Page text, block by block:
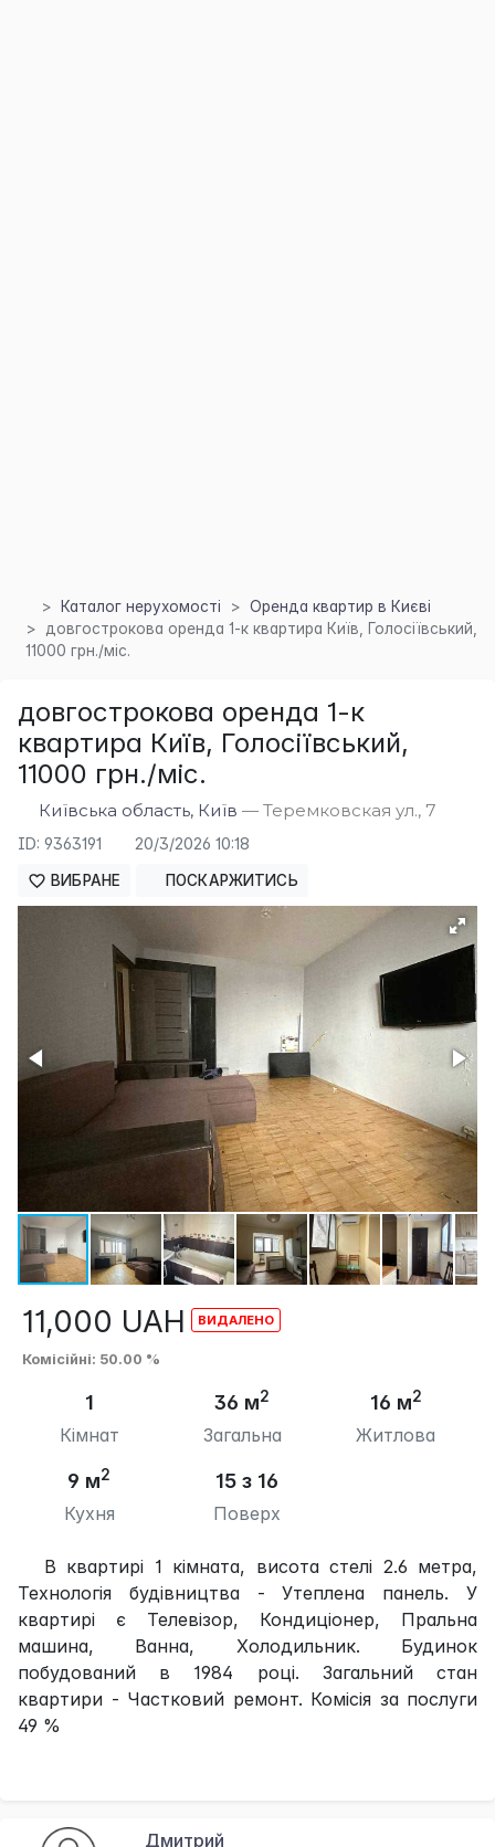
Каталог нерухомості
Оренда квартир в Києві
довгострокова оренда 1-к квартира Київ, Голосіївський,
11000 грн./міс.
довгострокова оренда 1-к
квартира Київ, Голосіївський,
11000 грн./міс.
Київська область, Київ — Теремковская ул., 7
ID: 9363191 20/3/2026 10:18
ВИБРАНЕ ПОСКАРЖИТИСЬ
11,000 UAH
Комісійні: 50.00 %
1
Кімнат
36 м2
Загальна
16 м2
Житлова
9 м2
Кухня
15 з 16
Поверх
В квартирі 1 кімната, висота стелі 2.6 метра,
Технологія будівництва - Утеплена панель. У
квартирі є Телевізор, Кондиціонер, Пральна
машина, Ванна, Холодильник. Будинок
побудований в 1984 році. Загальний стан
квартири - Частковий ремонт. Комісія за послуги
49 %
Дмитрий